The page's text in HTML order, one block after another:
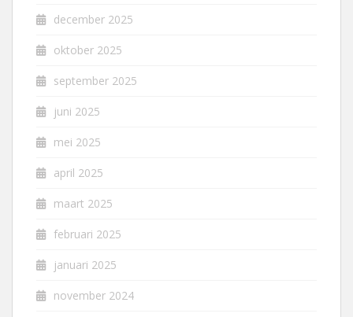
december 2025
oktober 2025
september 2025
juni 2025
mei 2025
april 2025
maart 2025
februari 2025
januari 2025
november 2024